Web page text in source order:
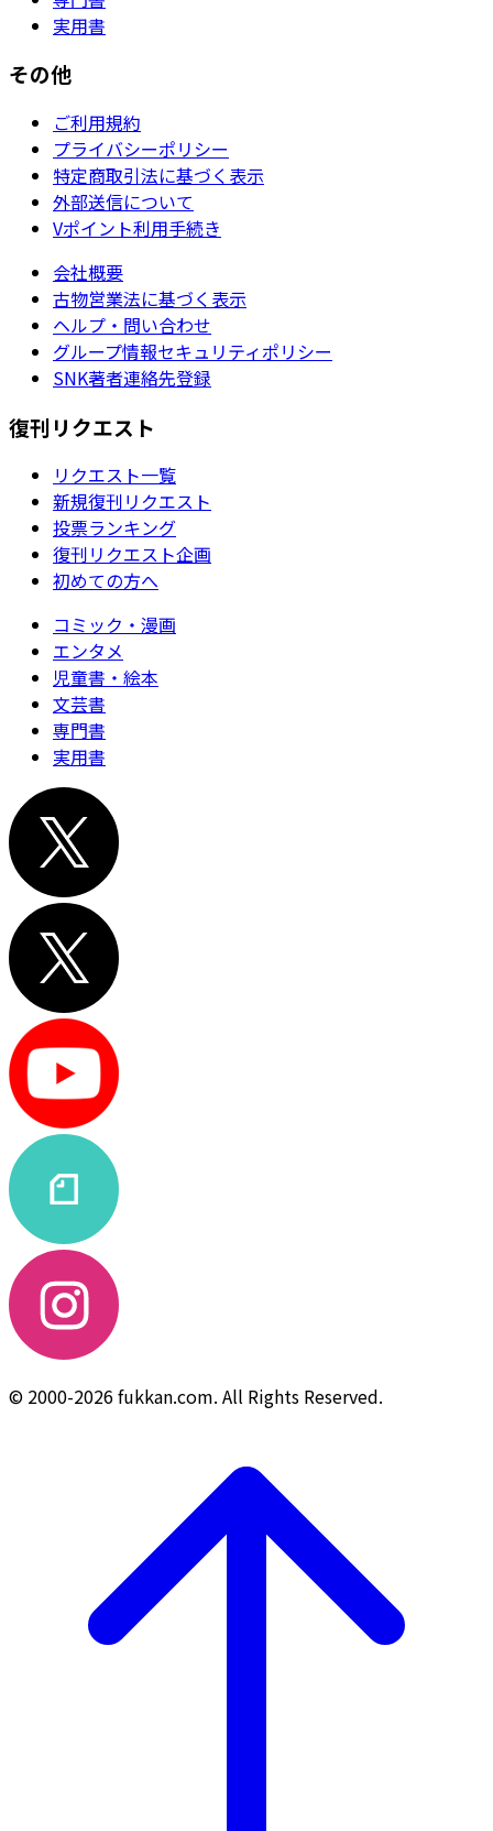
実用書
その他
ご利用規約
プライバシーポリシー
特定商取引法に基づく表示
外部送信について
Vポイント利用手続き
会社概要
古物営業法に基づく表示
ヘルプ・問い合わせ
グループ情報セキュリティポリシー
SNK著者連絡先登録
復刊リクエスト
リクエスト一覧
新規復刊リクエスト
投票ランキング
復刊リクエスト企画
初めての方へ
コミック・漫画
エンタメ
児童書・絵本
文芸書
専門書
実用書
© 2000-2026 fukkan.com. All Rights Reserved.